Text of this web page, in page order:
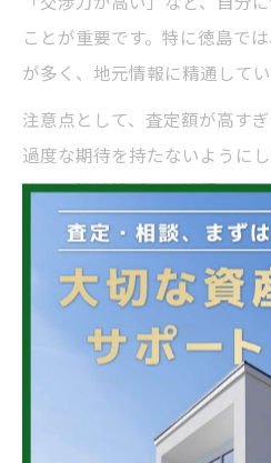
ことが重要です。特に徳島で
が多く、地元情報に精通して
注意点として、査定額が高す
過度な期待を持たないように
結果を比較検討し、納得でき
が、後悔しない取引への近道
売却時の三大タブーと信頼
不動産売却時には「三大タブ
ことが信頼構築の第一歩です
提供」「過度な値下げ要求へ
業者への高圧的な態度」の3点